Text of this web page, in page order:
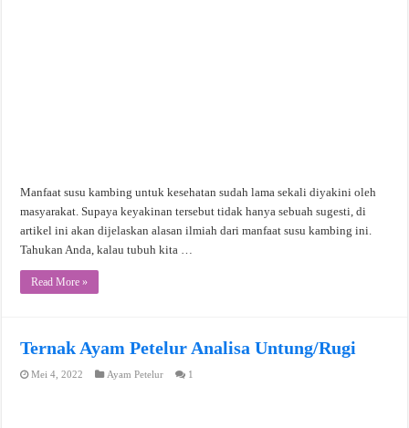
Manfaat susu kambing untuk kesehatan sudah lama sekali diyakini oleh
masyarakat. Supaya keyakinan tersebut tidak hanya sebuah sugesti, di
artikel ini akan dijelaskan alasan ilmiah dari manfaat susu kambing ini.
Tahukan Anda, kalau tubuh kita …
Read More »
Ternak Ayam Petelur Analisa Untung/Rugi
Mei 4, 2022 Ayam Petelur 1